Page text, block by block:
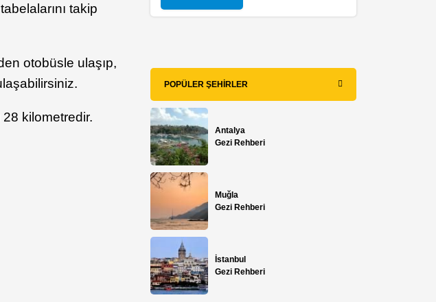
takip
otobüsle ulaşıp,
28 kilometredir.
POPÜLER ŞEHIRLER
Antalya
Gezi Rehberi
Muğla
Gezi Rehberi
İstanbul
Gezi Rehberi